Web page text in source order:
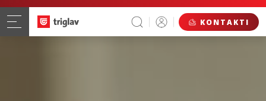
KONTAKTI